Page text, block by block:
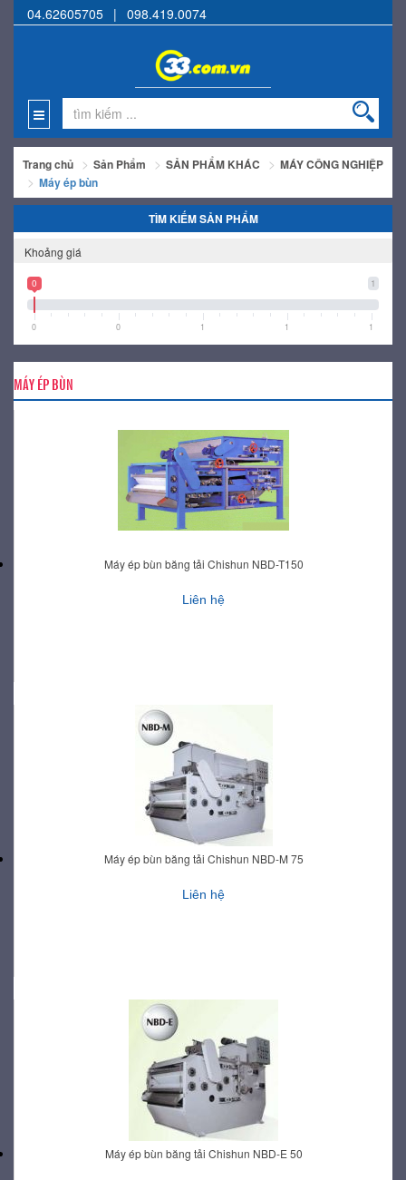
04.62605705 | 098.419.0074
Trang chủ Sản Phẩm SẢN PHẨM KHÁC
MÁY CÔNG NGHIỆP
Máy ép bùn
TÌM KIẾM SẢN PHẨM
Khoảng giá
1
0
0 0 1 1 1
MÁY ÉP BÙN
Máy ép bùn băng tải Chishun NBD-T150
Liên hệ
Máy ép bùn băng tải Chishun NBD-M 75
Liên hệ
Máy ép bùn băng tải Chishun NBD-E 50